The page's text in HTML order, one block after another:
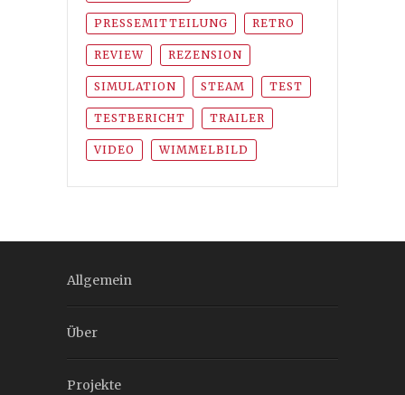
PRESSEMITTEILUNG RETRO
REVIEW REZENSION
SIMULATION STEAM TEST
TESTBERICHT TRAILER
VIDEO WIMMELBILD
Allgemein
Über
Projekte